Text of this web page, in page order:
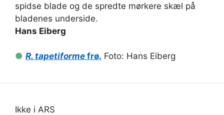
spidse blade og de spredte mørkere skæl på
bladenes underside.
Hans Eiberg
● R. tapetiforme frø. Foto: Hans Eiberg
Ikke i ARS